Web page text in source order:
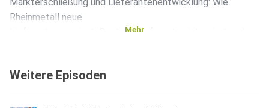
Rheinmetall neue
Lieferanten gewinnt, Bestandslieferanten integriert und
Kapazitätsplanung über Qualitätsprozesse bis hin zu fairen,
Mehr
Weitere Episoden